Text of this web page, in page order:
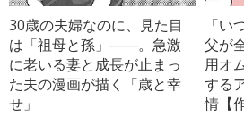
30歳の夫婦なのに、見た目
は「祖母と孫」――。急激
に老いる妻と成長が止まっ
た夫の漫画が描く「歳と幸
せ」
「
父が
用オ
する
情【